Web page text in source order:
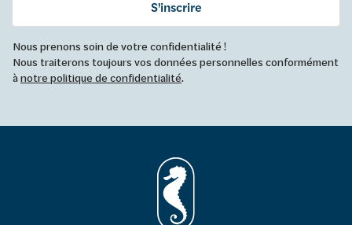
S'inscrire
Nous prenons soin de votre confidentialité !
Nous traiterons toujours vos données personnelles conformément
ànotre politique de confidentialité.